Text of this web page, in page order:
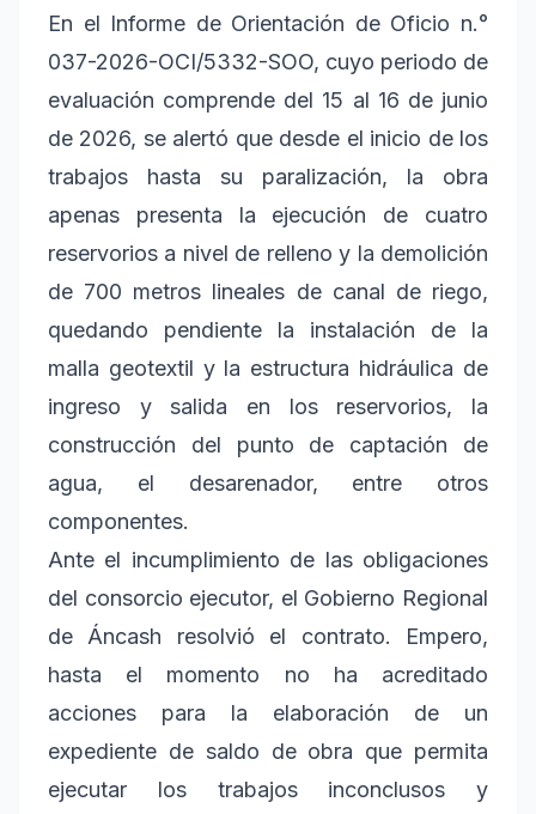
En el Informe de Orientación de Oficio n.°
037-2026-OCI/5332-SOO, cuyo periodo de
evaluación comprende del 15 al 16 de junio
de 2026, se alertó que desde el inicio de los
trabajos hasta su paralización, la obra
apenas presenta la ejecución de cuatro
reservorios a nivel de relleno y la demolición
de 700 metros lineales de canal de riego,
quedando pendiente la instalación de la
malla geotextil y la estructura hidráulica de
ingreso y salida en los reservorios, la
construcción del punto de captación de
agua, el desarenador, entre otros
componentes.
Ante el incumplimiento de las obligaciones
del consorcio ejecutor, el Gobierno Regional
de Áncash resolvió el contrato. Empero,
hasta el momento no ha acreditado
acciones para la elaboración de un
expediente de saldo de obra que permita
ejecutar los trabajos inconclusos y